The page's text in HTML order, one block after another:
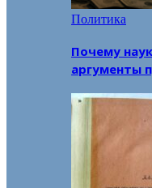
Политика
Почему
аргументы